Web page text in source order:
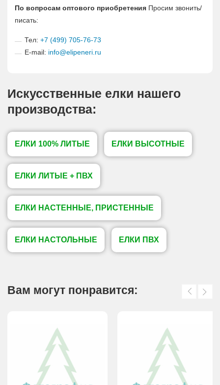
По вопросам оптового приобретения Просим звонить/
писать:
Тел: +7 (499) 705-76-73
E-mail: info@elipeneri.ru
Искусственные елки нашего
производства:
ЕЛКИ 100% ЛИТЫЕ ЕЛКИ ВЫСОТНЫЕ
ЕЛКИ ЛИТЫЕ + ПВХ
ЕЛКИ НАСТЕННЫЕ, ПРИСТЕННЫЕ
ЕЛКИ НАСТОЛЬНЫЕ ЕЛКИ ПВХ
Вам могут понравится: